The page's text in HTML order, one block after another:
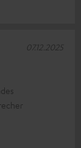
07.12.2025